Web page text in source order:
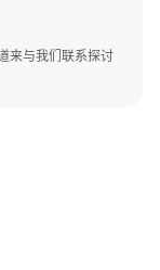
来与我们联系探讨